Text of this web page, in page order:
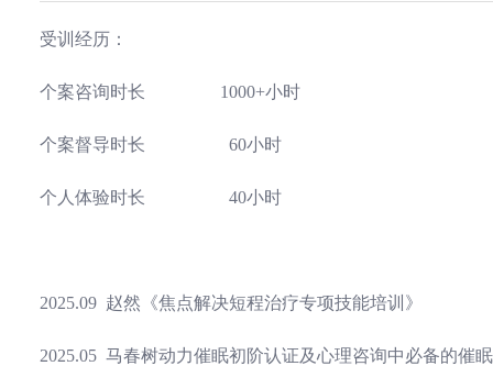
受训经历：
个案咨询时长 1000+小时
个案督导时长 60小时
个人体验时长 40小时
2025.09 赵然《焦点解决短程治疗专项技能培训》
2025.05 马春树动力催眠初阶认证及心理咨询中必备的催